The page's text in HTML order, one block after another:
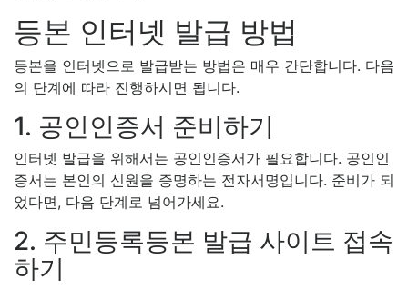
등본 인터넷 발급 방법
등본을 인터넷으로 발급받는 방법은 매우 간단합니다. 다음
의 단계에 따라 진행하시면 됩니다.
1. 공인인증서 준비하기
인터넷 발급을 위해서는 공인인증서가 필요합니다. 공인인
증서는 본인의 신원을 증명하는 전자서명입니다. 준비가 되
었다면, 다음 단계로 넘어가세요.
2. 주민등록등본 발급 사이트 접속
하기